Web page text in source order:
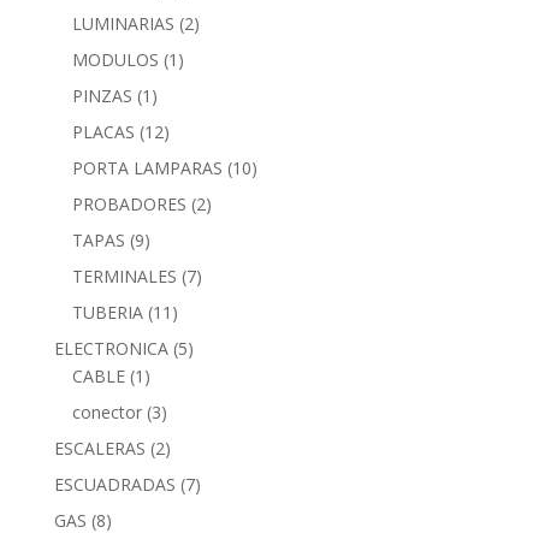
LUMINARIAS (2)
MODULOS (1)
PINZAS (1)
PLACAS (12)
PORTA LAMPARAS (10)
PROBADORES (2)
TAPAS (9)
TERMINALES (7)
TUBERIA (11)
ELECTRONICA (5)
CABLE (1)
conector (3)
ESCALERAS (2)
ESCUADRADAS (7)
GAS (8)